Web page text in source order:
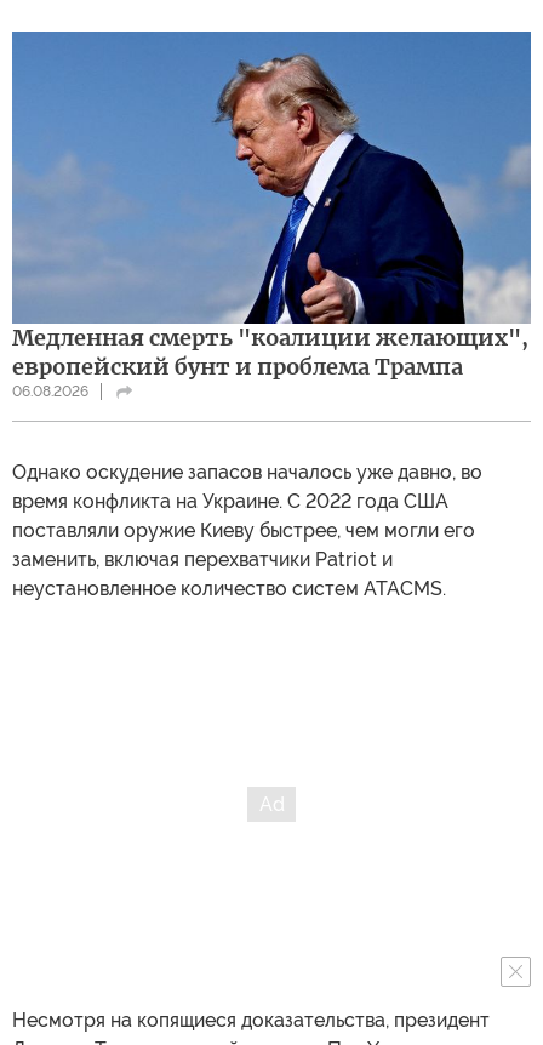
Медленная смерть "коалиции желающих",
европейский бунт и проблема Трампа
06.08.2026
Однако оскудение запасов началось уже давно, во
время конфликта на Украине. С 2022 года США
поставляли оружие Киеву быстрее, чем могли его
заменить, включая перехватчики Patriot и
неустановленное количество систем ATACMS.
Несмотря на копящиеся доказательства, президент